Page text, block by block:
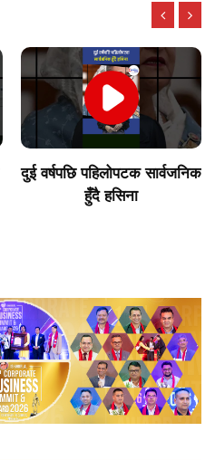
दुई वर्षपछि पहिलोपटक सार्वजनिक
हुँदै हसिना